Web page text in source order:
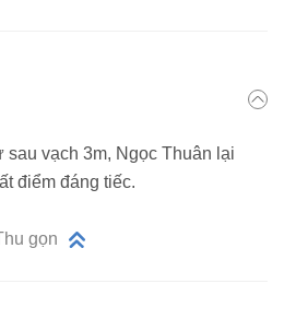
sau vạch 3m, Ngọc Thuân lại
điểm đáng tiếc.
gọn